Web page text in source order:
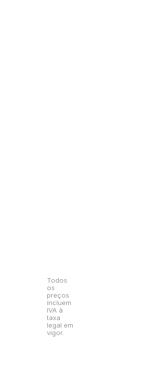
Todos
os
preços
incluem
IVA à
taxa
legal em
vigor.